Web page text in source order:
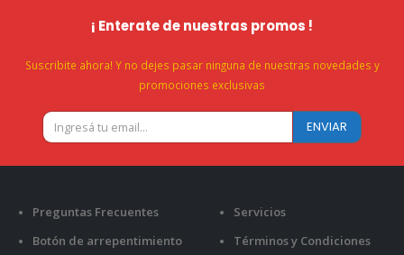
¡ Enterate de nuestras promos !
Suscribite ahora! Y no dejes pasar ninguna de nuestras novedades y
promociones exclusivas
Preguntas Frecuentes
Botón de arrepentimiento
Servicios
Términos y Condiciones